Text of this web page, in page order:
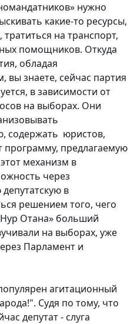
нужно
какие-то ресурсы,
на транспорт,
помощников. Откуда
обладая
знаете, сейчас партия
в зависимости от
на выборах. Они
содержать юристов,
программу, предлагаемую
механизм в
через
в
решением того, чего
Отана» больший
на выборах, уже
Парламент и
агитационный
Судя по тому, что
депутат - слуга